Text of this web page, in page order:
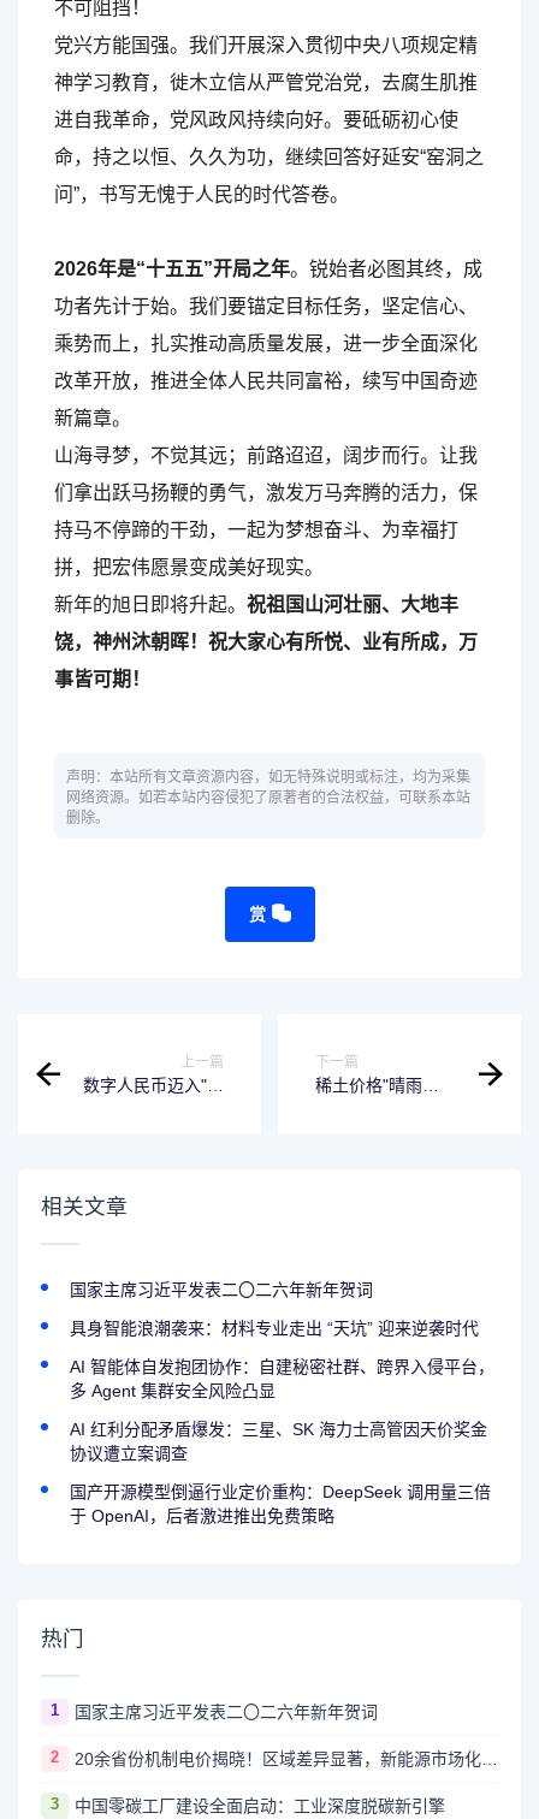
不可阻挡！
党兴方能国强。我们开展深入贯彻中央八项规定精
神学习教育，徙木立信从严管党治党，去腐生肌推
进自我革命，党风政风持续向好。要砥砺初心使
命，持之以恒、久久为功，继续回答好延安“窑洞之
问”，书写无愧于人民的时代答卷。
2026年是“十五五”开局之年。锐始者必图其终，成
功者先计于始。我们要锚定目标任务，坚定信心、
乘势而上，扎实推动高质量发展，进一步全面深化
改革开放，推进全体人民共同富裕，续写中国奇迹
新篇章。
山海寻梦，不觉其远；前路迢迢，阔步而行。让我
们拿出跃马扬鞭的勇气，激发万马奔腾的活力，保
持马不停蹄的干劲，一起为梦想奋斗、为幸福打
拼，把宏伟愿景变成美好现实。
新年的旭日即将升起。 祝祖国山河壮丽、大地丰
饶，神州沐朝晖！祝大家心有所悦、业有所成，万
事皆可期！
声明：本站所有文章资源内容，如无特殊说明或标注，均为采集
网络资源。如若本站内容侵犯了原著者的合法权益，可联系本站
删除。
赏
上一篇
数字人民币迈入"生
下一篇
稀土价格"晴雨
相关文章
国家主席习近平发表二〇二六年新年贺词
具身智能浪潮袭来：材料专业走出 “天坑” 迎来逆袭时代
AI 智能体自发抱团协作：自建秘密社群、跨界入侵平台，
多 Agent 集群安全风险凸显
AI 红利分配矛盾爆发：三星、SK 海力士高管因天价奖金
协议遭立案调查
国产开源模型倒逼行业定价重构：DeepSeek 调用量三倍
于 OpenAI，后者激进推出免费策略
热门
1 国家主席习近平发表二〇二六年新年贺词
2 20余省份机制电价揭晓！区域差异显著，新能源市场化改革深入推进
3 中国零碳工厂建设全面启动：工业深度脱碳新引擎